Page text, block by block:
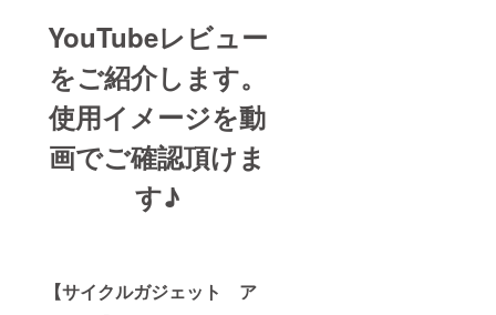
YouTubeレビュー
をご紹介します。
使用イメージを動
画でご確認頂けま
す♪
【サイクルガジェット ア